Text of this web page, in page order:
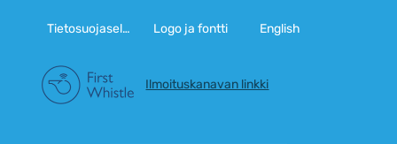
Tietosuojaseloste Logo ja fontti English
Ilmoituskanavan linkki